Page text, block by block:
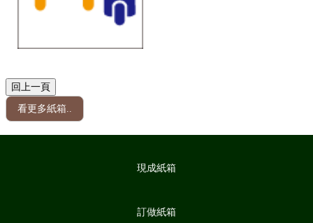
看更多紙箱..
現成紙箱
訂做紙箱